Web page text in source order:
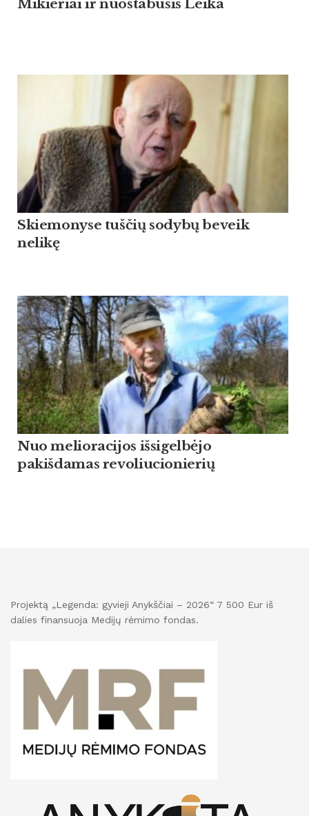
Mikieriai ir nuostabusis Leika
Skiemonyse tuščių sodybų beveik
nelikę
Nuo melioracijos išsigelbėjo
pakišdamas revoliucionierių
Projektą „Legenda: gyvieji Anykščiai – 2026“ 7 500 Eur iš
dalies finansuoja Medijų rėmimo fondas.